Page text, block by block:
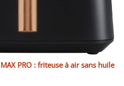
PRO : friteuse à air sans huile